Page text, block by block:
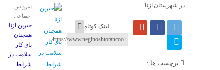
در شهرستان ازنا
لینک کوتاه
برچسب ها :
سرویس
اجتماعی:
خیرین ازنا
همچنان
پای کار
سلامت در
شرایط